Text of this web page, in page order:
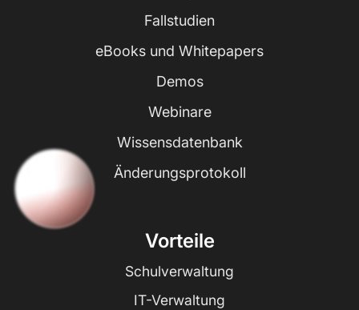
Fallstudien
eBooks und Whitepapers
Demos
Webinare
Wissensdatenbank
Änderungsprotokoll
Vorteile
Schulverwaltung
IT-Verwaltung